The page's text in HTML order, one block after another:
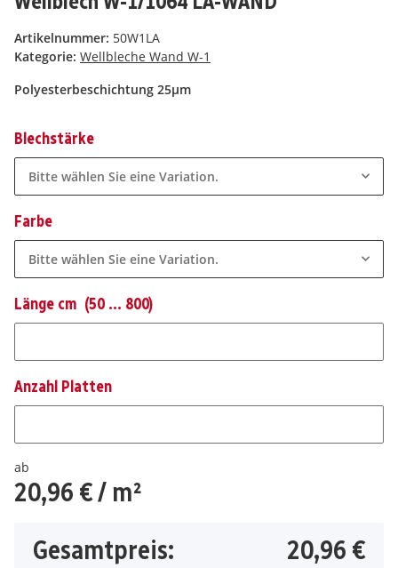
Artikelnummer: 50W1LA
Kategorie: Wellbleche Wand W-1
Polyesterbeschichtung 25µm
Blechstärke
Bitte wählen Sie eine Variation.
Farbe
Bitte wählen Sie eine Variation.
Länge cm (50 ... 800)
Anzahl Platten
ab
20,96 €/ m²
Gesamtpreis:
20,96 €